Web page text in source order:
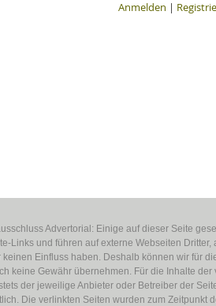
Anmelden |
Advertorial: Einige auf dieser Seite
Links und führen auf externe Webseiten Dritter,
keinen Einfluss haben. Deshalb können wir für
keine Gewähr übernehmen. Für die Inhalte der
der jeweilige Anbieter oder Betreiber der
Die verlinkten Seiten wurden zum Zeitpunkt